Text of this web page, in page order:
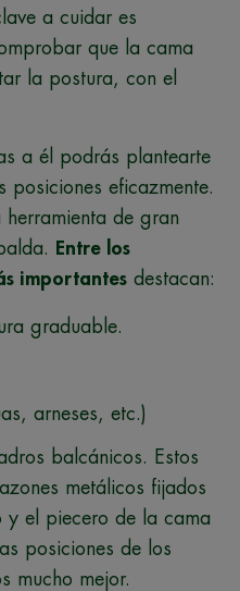
a cuidar es
que la cama
la postura, con el
a él podrás plantearte
posiciones eficazmente.
de gran
Entre los
importantes destacan:
graduable.
arneses, etc.)
balcánicos. Estos
metálicos fijados
y el piecero de la cama
posiciones de los
mucho mejor.